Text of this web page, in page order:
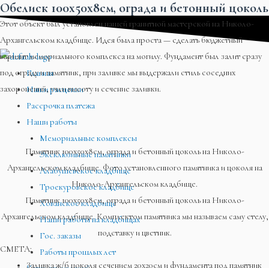
Перейти
к
содержимому
Меню
Главная
Наши расценки
Рассрочка платежа
Наши работы
Мемориальные комплексы
Эксклюзивные памятники
Алабушевское кладбище
Троекуровское кладбище
Хованское кладбище
Наши работы на кладбищах
Гос. заказы
Работы прошлых лет
Меню
Меню
Обелиск 100х50х8см, ограда и бетонный цоколь
Этот объект был установлен нашей гранитной мастерской на Николо-
Архангельском кладбище. Идея была проста — сделать бюджетный
вариант мемориального комплекса на могилу. Фундамент был залит сразу
под ограду и памятник, при заливке мы выдержали стиль соседних
захоронений, учли высоту и сечение заливки.
Памятник 100х50х8см, ограда и бетонный цоколь на Николо-
Архангельском кладбище. Фото установленного памятника и цоколя на
Николо-Архангельском кладбище.
Памятник 100х50х8см, ограда и бетонный цоколь на Николо-
Архангельском кладбище. Комплектом памятника мы называем саму стелу,
подставку и цветник.
СМЕТА:
Заливка ж/б цоколя сечением 20х20см и фундамента под памятник